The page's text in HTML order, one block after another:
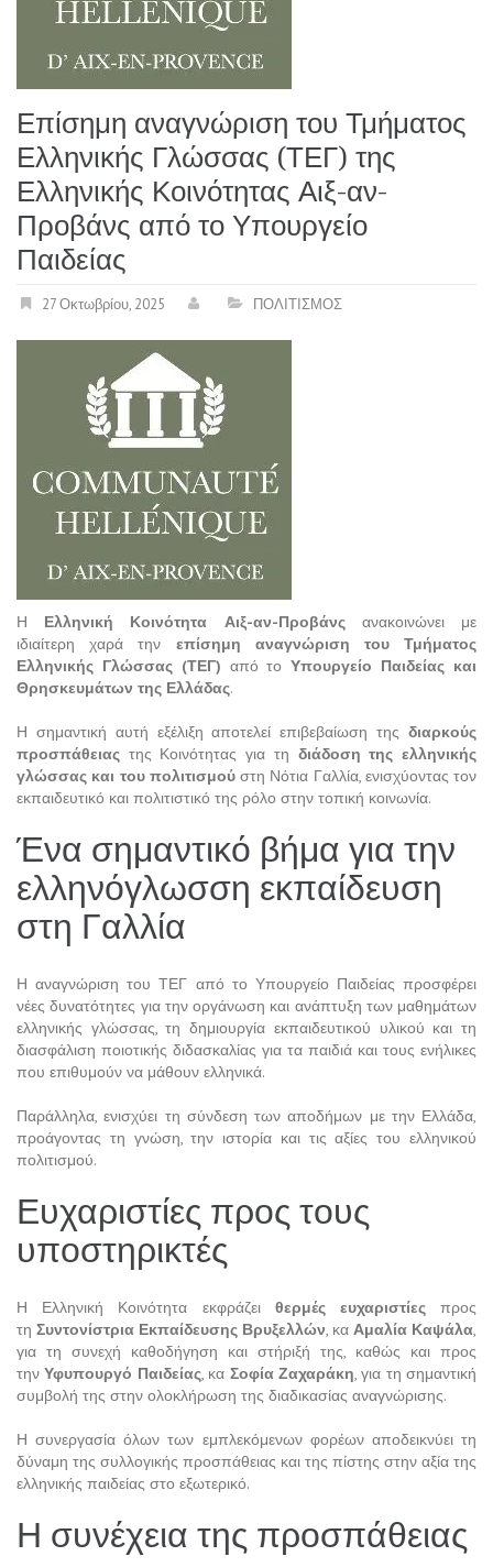
Επίσημη αναγνώριση του Τμήματος
Ελληνικής Γλώσσας (ΤΕΓ) της
Ελληνικής Κοινότητας Αιξ-αν-
Προβάνς από το Υπουργείο
Παιδείας
27 Οκτωβρίου, 2025 ΠΟΛΙΤΙΣΜΟΣ
Η Ελληνική Κοινότητα Αιξ-αν-Προβάνςανακοινώνει με
ιδιαίτερη χαρά την επίσημη αναγνώριση του Τμήματος
Ελληνικής Γλώσσας (ΤΕΓ) από τοΥπουργείο Παιδείας και
Θρησκευμάτων της Ελλάδας.
Η σημαντική αυτή εξέλιξη αποτελεί επιβεβαίωση της διαρκούς
προσπάθειας της Κοινότητας για τη διάδοση της ελληνικής
γλώσσας και του πολιτισμούστη Νότια Γαλλία, ενισχύοντας τον
εκπαιδευτικό και πολιτιστικό της ρόλο στην τοπική κοινωνία.
Ένα σημαντικό βήμα για την
ελληνόγλωσση εκπαίδευση
στη Γαλλία
Η αναγνώριση του ΤΕΓ από το Υπουργείο Παιδείας προσφέρει
νέες δυνατότητες για την οργάνωση και ανάπτυξη των μαθημάτων
ελληνικής γλώσσας, τη δημιουργία εκπαιδευτικού υλικού και τη
διασφάλιση ποιοτικής διδασκαλίας για τα παιδιά και τους ενήλικες
που επιθυμούν να μάθουν ελληνικά.
Παράλληλα, ενισχύει τη σύνδεση των αποδήμων με την Ελλάδα,
προάγοντας τη γνώση, την ιστορία και τις αξίες του ελληνικού
πολιτισμού.
Ευχαριστίες προς τους
υποστηρικτές
Η Ελληνική Κοινότητα εκφράζει θερμές ευχαριστίεςπρος
τη Συντονίστρια Εκπαίδευσης Βρυξελλών, κα Αμαλία Καψάλα,
για τη συνεχή καθοδήγηση και στήριξή της, καθώς και προς
τηνΥφυπουργό Παιδείας, κα Σοφία Ζαχαράκη, για τη σημαντική
συμβολή της στην ολοκλήρωση της διαδικασίας αναγνώρισης.
Η συνεργασία όλων των εμπλεκόμενων φορέων αποδεικνύει τη
δύναμη της συλλογικής προσπάθειας και της πίστης στην αξία της
ελληνικής παιδείας στο εξωτερικό.
Η συνέχεια της προσπάθειας